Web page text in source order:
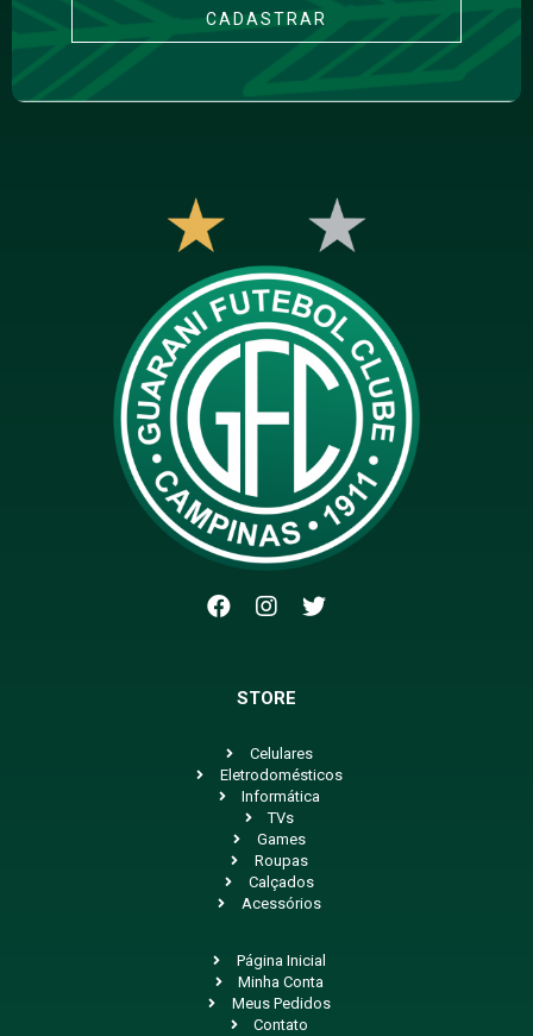
CADASTRAR
STORE
Celulares
Eletrodomésticos
Informática
TVs
Games
Roupas
Calçados
Acessórios
Página Inicial
Minha Conta
Meus Pedidos
Contato